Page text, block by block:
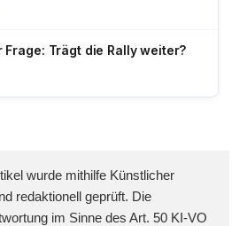
Frage: Trägt die Rally weiter?
wurde mithilfe Künstlicher
redaktionell geprüft. Die
im Sinne des Art. 50 KI-VO